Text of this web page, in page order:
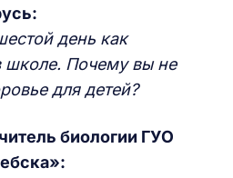
день как
школе. Почему вы не
для детей?
биологии ГУО